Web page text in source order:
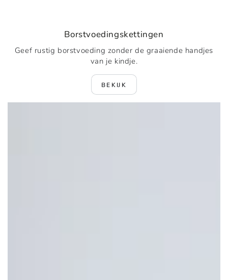
Borstvoedingskettingen
Geef rustig borstvoeding zonder de graaiende handjes
van je kindje.
BEKIJK